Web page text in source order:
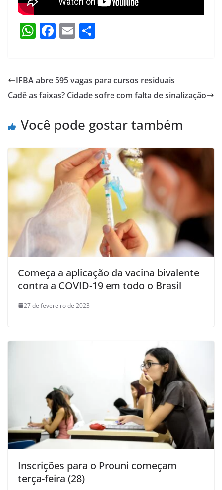
W
s
A
p
F
e
b
o
E
l e
IFBA abre 595 vagas para cursos residuais
Cadê as faixas? Cidade sofre com falta de sinalização
Você pode gostar também
Começa a aplicação da vacina bivalente
contra a COVID-19 em todo o Brasil
27 de fevereiro de 2023
Inscrições para o Prouni começam
terça-feira (28)